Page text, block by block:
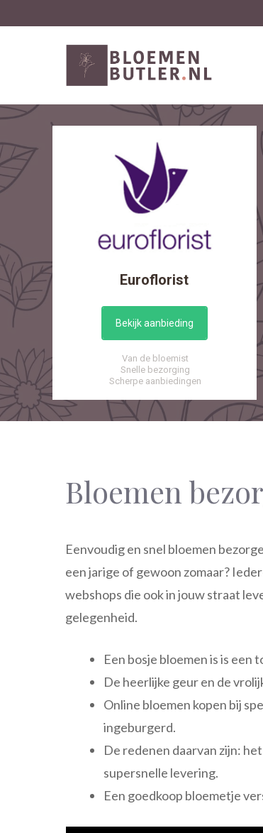
Euroflorist
Bekijk aanbieding
Van de bloemist
Snelle bezorging
Scherpe aanbiedingen
Bloemen
Eenvoudig en snel bloemen
een jarige of gewoon zomaar?
webshops die ook in jouw straat
gelegenheid.
Een bosje bloemen is is een
De heerlijke geur en de
Online bloemen kopen bij
ingeburgerd.
De redenen daarvan zijn:
supersnelle levering.
Een goedkoop bloemetje